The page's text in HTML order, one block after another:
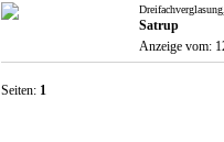
Satrup
Anzeige vom:
Seiten: 1